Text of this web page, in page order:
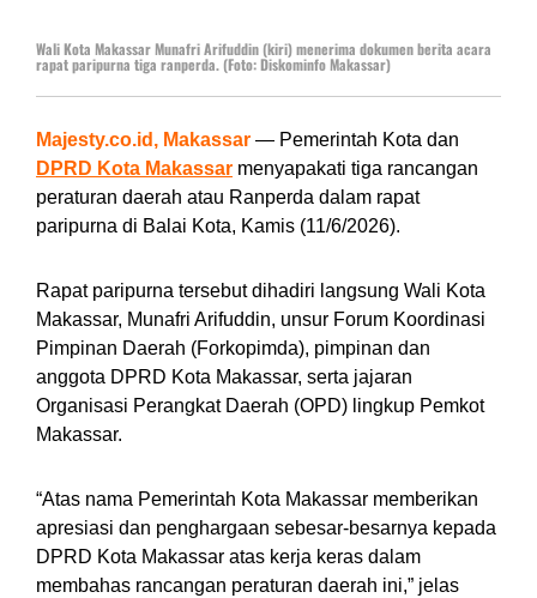
Wali Kota Makassar Munafri Arifuddin (kiri) menerima dokumen berita acara
rapat paripurna tiga ranperda. (Foto: Diskominfo Makassar)
Majesty.co.id, Makassar — Pemerintah Kota dan
DPRD Kota Makassar menyapakati tiga rancangan
peraturan daerah atau Ranperda dalam rapat
paripurna di Balai Kota, Kamis (11/6/2026).
Rapat paripurna tersebut dihadiri langsung Wali Kota
Makassar, Munafri Arifuddin, unsur Forum Koordinasi
Pimpinan Daerah (Forkopimda), pimpinan dan
anggota DPRD Kota Makassar, serta jajaran
Organisasi Perangkat Daerah (OPD) lingkup Pemkot
Makassar.
“Atas nama Pemerintah Kota Makassar memberikan
apresiasi dan penghargaan sebesar-besarnya kepada
DPRD Kota Makassar atas kerja keras dalam
membahas rancangan peraturan daerah ini,” jelas